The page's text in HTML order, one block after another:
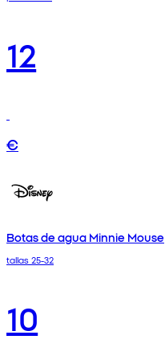
12
€
Botas de agua Minnie Mouse
tallas 25-32
10